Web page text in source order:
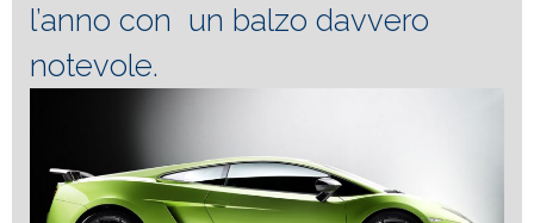
l’anno con un balzo davvero
notevole.